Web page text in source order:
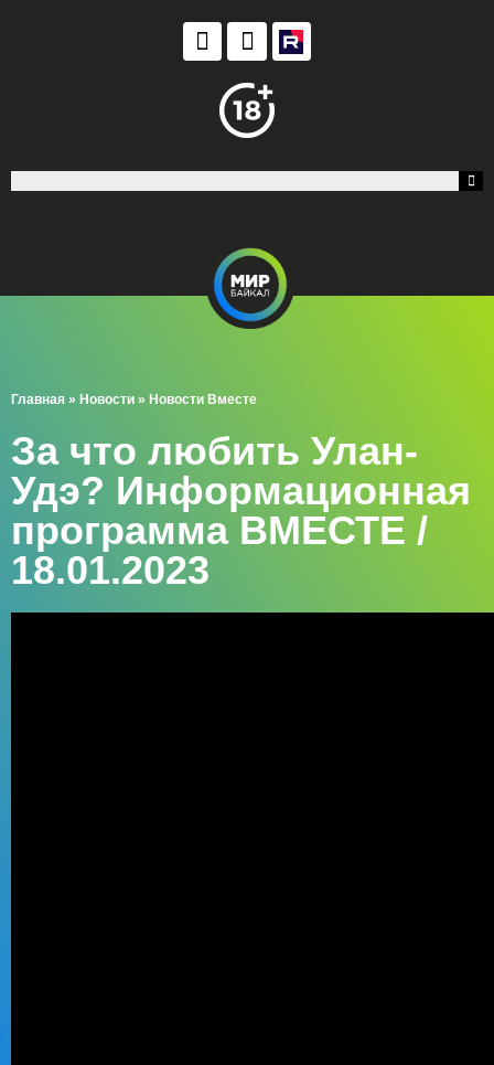
Главная » Новости » Новости Вместе
За что любить Улан-
Удэ? Информационная
программа ВМЕСТЕ /
18.01.2023